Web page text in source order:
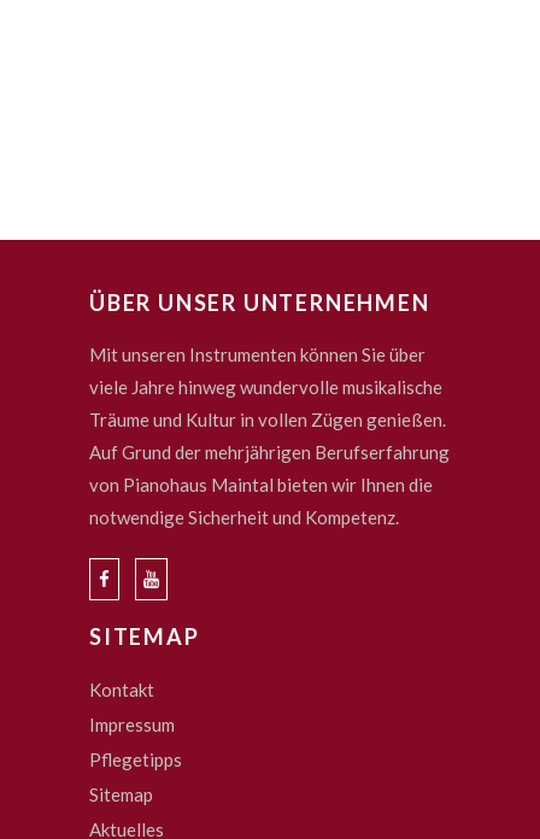
ÜBER UNSER UNTERNEHMEN
Mit unseren Instrumenten können Sie über
viele Jahre hinweg wundervolle musikalische
Träume und Kultur in vollen Zügen genießen.
Auf Grund der mehrjährigen Berufserfahrung
von Pianohaus Maintal bieten wir Ihnen die
notwendige Sicherheit und Kompetenz.
SITEMAP
Kontakt
Impressum
Pflegetipps
Sitemap
Aktuelles